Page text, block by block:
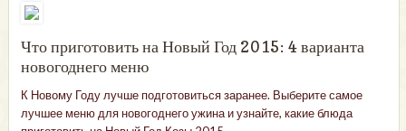
Что приготовить на Новый Год 2015: 4 варианта
новогоднего меню
К Новому Году лучше подготовиться заранее. Выберите самое
лучшее меню для новогоднего ужина и узнайте, какие блюда